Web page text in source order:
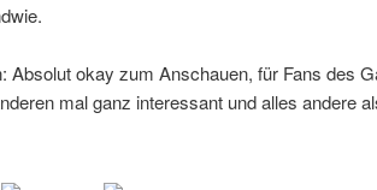
Absolut okay zum Anschauen, für Fans des
mal ganz interessant und alles andere